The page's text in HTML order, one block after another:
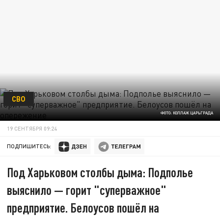
ФОТО: КОЛЛАЖ ЦАРЬГРАДА
СВО
19 СЕНТЯБРЯ 09:24
ПОДПИШИТЕСЬ:
Под Харьковом столбы дыма: Подполье
выяснило — горит "суперважное"
предприятие. Белоусов пошёл на